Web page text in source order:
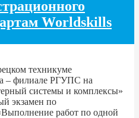
Worldskills
техникуме
– филиале РГУПС на
системы и комплексы»
экзамен по
работ по одной